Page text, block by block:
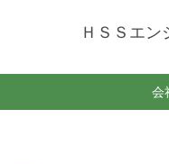
ＨＳＳエン
会